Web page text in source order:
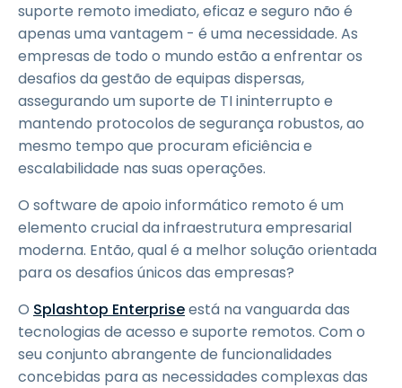
suporte remoto imediato, eficaz e seguro não é
apenas uma vantagem - é uma necessidade. As
empresas de todo o mundo estão a enfrentar os
desafios da gestão de equipas dispersas,
assegurando um suporte de TI ininterrupto e
mantendo protocolos de segurança robustos, ao
mesmo tempo que procuram eficiência e
escalabilidade nas suas operações.
O software de apoio informático remoto é um
elemento crucial da infraestrutura empresarial
moderna. Então, qual é a melhor solução orientada
para os desafios únicos das empresas?
O Splashtop Enterpriseestá na vanguarda das
tecnologias de acesso e suporte remotos. Com o
seu conjunto abrangente de funcionalidades
concebidas para as necessidades complexas das